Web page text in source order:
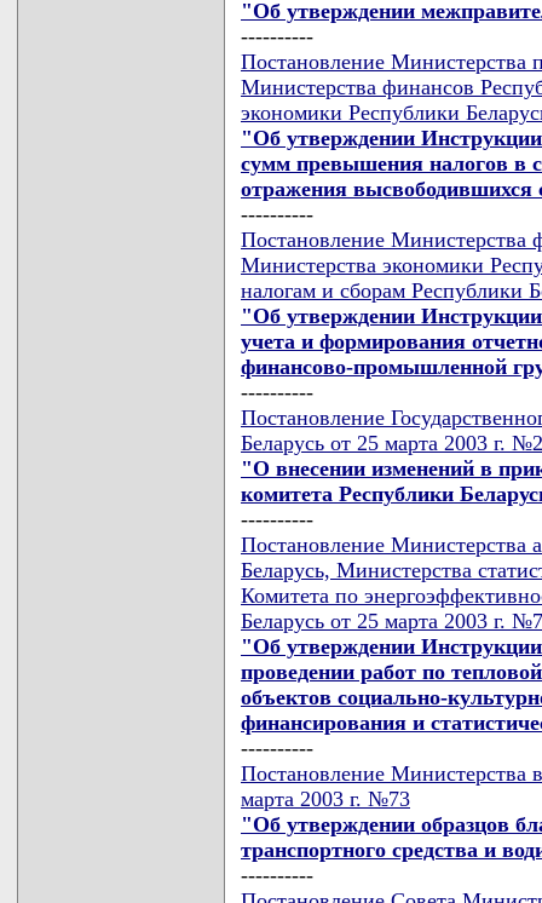
"Об утверждении
----------
Постановление Министерства
Министерства финансов
экономики Республики
"Об утверждении
сумм превышения налогов в
отражения высвободившихся
----------
Постановление Министерства
Министерства экономики
налогам и сборам Республики
"Об утверждении Инструкции
учета и формирования
финансово-промышленной
----------
Постановление
Беларусь от 25 марта 2003 г.
"О внесении изменений в
комитета Республики
----------
Постановление Министерства
Беларусь, Министерства
Комитета по
Беларусь от 25 марта 2003 г.
"Об утверждении Инструкции
проведении работ по
объектов социально-
финансирования и
----------
Постановление Министерства
марта 2003 г. №73
"Об утверждении образцов
транспортного средства и
----------